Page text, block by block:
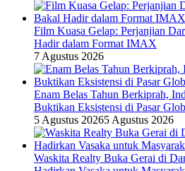
Film Kuasa Gelap: Perjanjian
Hadir dalam Format IMAX
7 Agustus 2026
Enam Belas Tahun Berkiprah,
Buktikan Eksistensi di Pasar
5 Agustus 20265 Agustus 2026
Waskita Realty Buka Gerai di